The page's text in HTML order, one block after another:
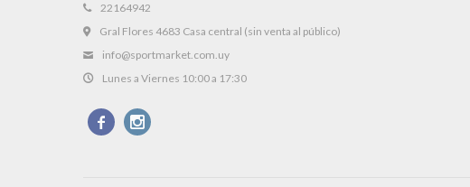
22164942
Gral Flores 4683 Casa central (sin venta al público)
info@sportmarket.com.uy
Lunes a Viernes 10:00 a 17:30
 